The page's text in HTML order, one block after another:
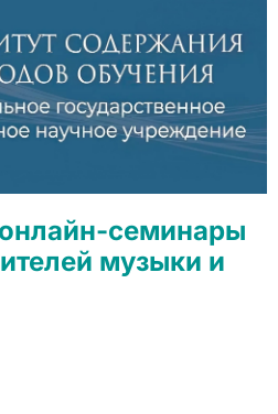
семинары
музыки и